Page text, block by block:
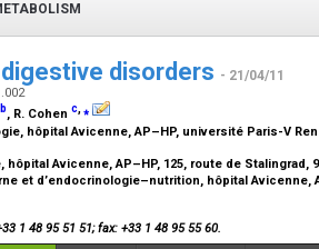
disorders - 21/04/11
b, R. Cohen c,⁎
hôpital Avicenne, AP–HP, université Paris-V
Avicenne, AP–HP, 125, route de Stalingrad,
et d’endocrinologie–nutrition, hôpital Avicenne,
1 48 95 51 51; fax: +33 1 48 95 55 60.